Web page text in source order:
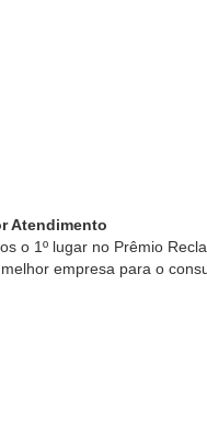
Atendimento
o 1º lugar no Prêmio
empresa para o